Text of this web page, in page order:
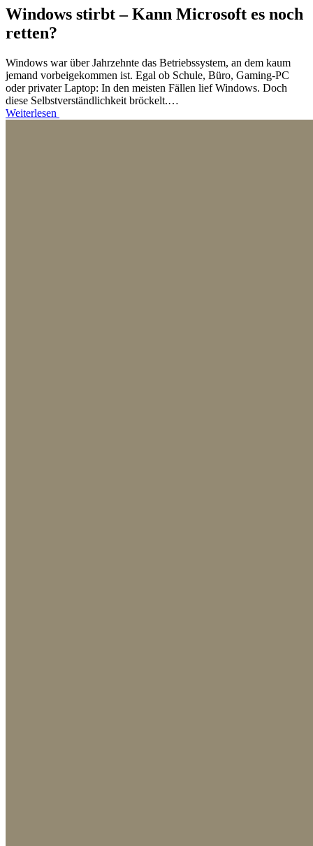
Windows stirbt – Kann Microsoft es noch
retten?
Windows war über Jahrzehnte das Betriebssystem, an dem kaum
jemand vorbeigekommen ist. Egal ob Schule, Büro, Gaming-PC
oder privater Laptop: In den meisten Fällen lief Windows. Doch
diese Selbstverständlichkeit bröckelt.…
Weiterlesen